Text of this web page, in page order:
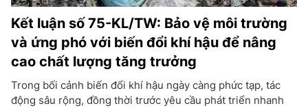
Kết luận số 75-KL/TW: Bảo vệ môi trường
và ứng phó với biến đổi khí hậu để nâng
cao chất lượng tăng trưởng
Trong bối cảnh biến đổi khí hậu ngày càng phức tạp, tác
động sâu rộng, đồng thời trước yêu cầu phát triển nhanh